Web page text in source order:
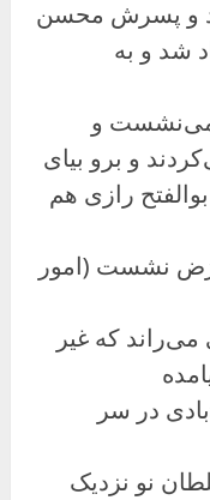
و پسرش محسن
شد و به
می‌نشست و
و برو بیای
رازی هم
عَرَض نشست (امور
که غیر
در سر
نو نزدیک